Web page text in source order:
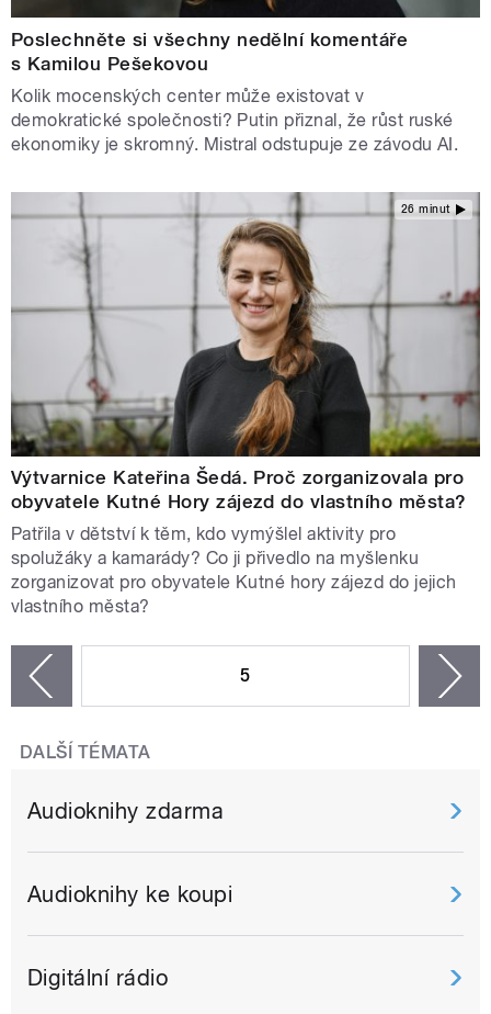
Poslechněte si všechny nedělní komentáře
s Kamilou Pešekovou
Kolik mocenských center může existovat v
demokratické společnosti? Putin přiznal, že růst ruské
ekonomiky je skromný. Mistral odstupuje ze závodu AI.
26 minut
Výtvarnice Kateřina Šedá. Proč zorganizovala pro
obyvatele Kutné Hory zájezd do vlastního města?
Patřila v dětství k těm, kdo vymýšlel aktivity pro
spolužáky a kamarády? Co ji přivedlo na myšlenku
zorganizovat pro obyvatele Kutné hory zájezd do jejich
vlastního města?
5
DALŠÍ TÉMATA
Audioknihy zdarma
Audioknihy ke koupi
Digitální rádio